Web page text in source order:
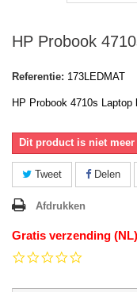
HP Probook
Referentie: 173LEDMAT
HP Probook 4710s Laptop
Dit product is niet meer
Tweet Delen
Afdrukken
Gratis verzending (NL)